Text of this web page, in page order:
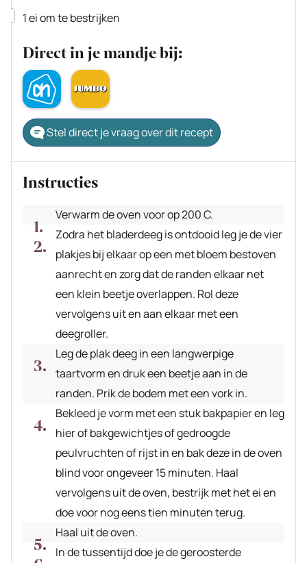
▢
1ei om te bestrijken
Direct in je mandje bij:
Stel direct je vraag over dit recept
Instructies
Verwarm de oven voor op 200 C.
Zodra het bladerdeeg is ontdooid leg je de vier
plakjes bij elkaar op een met bloem bestoven
aanrecht en zorg dat de randen elkaar net
een klein beetje overlappen. Rol deze
vervolgens uit en aan elkaar met een
deegroller.
Leg de plak deeg in een langwerpige
taartvorm en druk een beetje aan in de
randen. Prik de bodem met een vork in.
Bekleed je vorm met een stuk bakpapier en leg
hier of bakgewichtjes of gedroogde
peulvruchten of rijst in en bak deze in de oven
blind voor ongeveer 15 minuten. Haal
vervolgens uit de oven, bestrijk met het ei en
doe voor nog eens tien minuten terug.
Haal uit de oven.
In de tussentijd doe je de geroosterde